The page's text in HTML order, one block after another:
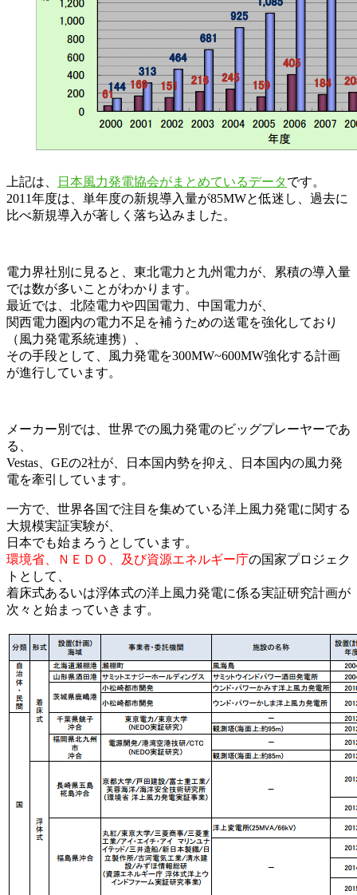
上記は、 日本風力発電協会がまとめているデータです。
2011年度は、単年度の新規導入量が85MWと低迷し、過去に
比べ新規導入が著しく落ち込みました。
電力界社別に見ると、東北電力と九州電力が、累積の導入量
では数が多いことがわかります。
最近では、北陸電力や四国電力、中国電力が、
関西電力圏内の電力不足を補うための送電を強化しており
（風力発電系統連携）、
その手段として、風力発電を300MW~600MW強化する計画
が進行しています。
メーカー別では、世界での風力発電のビッグプレーヤーであ
る、
Vestas、GEの2社が、日本国内勢を抑え、日本国内の風力発
電を牽引しています。
一方で、世界各国で注目を集めている洋上風力発電に関する
大規模実証実験が、
日本でも始まろうとしています。
環境省、ＮＥＤＯ、及び資源エネルギー庁の国家プロジェク
トとして、
着床式あるいは浮体式の洋上風力発電に係る実証研究計画が
次々と始まっていきます。